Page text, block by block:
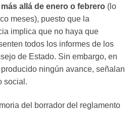
allá de enero o febrero (lo
meses), puesto que la
implica que no haya que
todos los informes de los
de Estado. Sin embargo, en
ningún avance, señalan
social.
del borrador del reglamento